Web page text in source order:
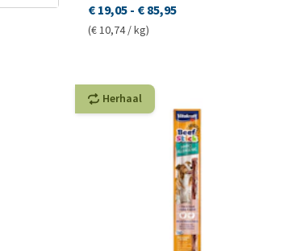
€ 19,05- € 85,95
(€ 10,74 / kg)
Herhaal